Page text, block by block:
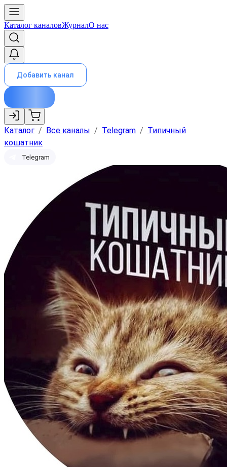
Каталог каналовЖурналО нас
Добавить канал
Каталог / Все каналы / Telegram / Типичный
кошатник
Telegram